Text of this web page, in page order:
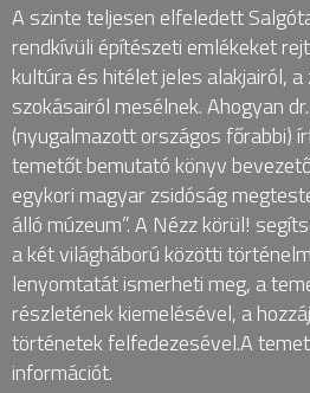
A szinte teljesen elfeledett
rendkívüli építészeti emlékeket
kultúra és hitélet jeles alakjairól,
szokásairól mesélnek. Ahogyan
(nyugalmazott országos főrabbi)
temetőt bemutató könyv
egykori magyar zsidóság
álló múzeum”. A Nézz körül!
a két világháború közötti
lenyomtatát ismerheti meg, a
részletének kiemelésével, a
történetek felfedezesével.A
információt.